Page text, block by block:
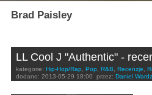
Brad Paisley
LL Cool J "Authentic" -
kategorie: Hip-Hop/Rap, Pop, R&B, Recenzje,
dodano: 2013-05-29 18:00 przez: Daniel